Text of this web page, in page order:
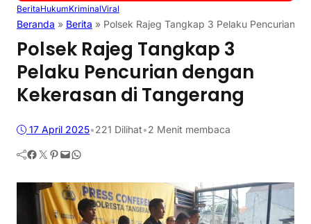
BeritaHukumKriminalViral
Beranda » Berita » Polsek Rajeg Tangkap 3 Pelaku Pencurian
Polsek Rajeg Tangkap 3
Pelaku Pencurian dengan
Kekerasan di Tangerang
17 April 2025•221 Dilihat•2 Menit membaca
Facebook Twitter Pinterest Mail WhatsApp